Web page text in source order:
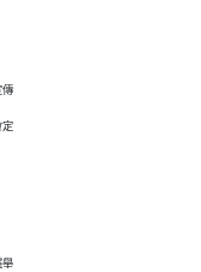
傳
定
舉